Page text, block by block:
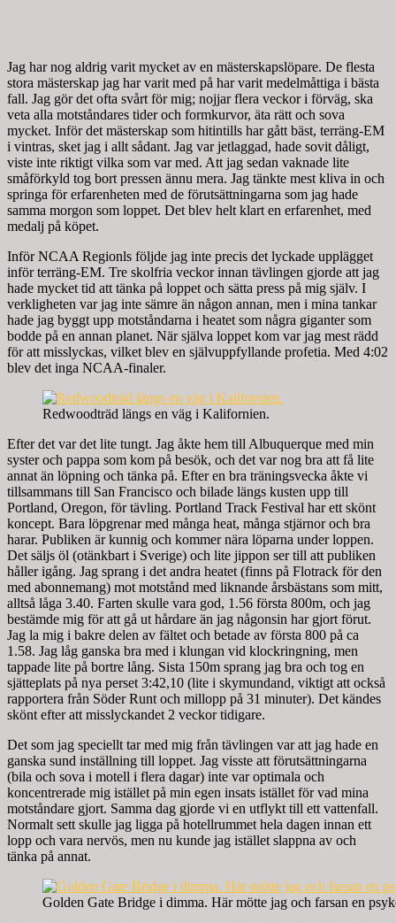
Jag har nog aldrig varit mycket av en mästerskapslöpare. De flesta
stora mästerskap jag har varit med på har varit medelmåttiga i bästa
fall. Jag gör det ofta svårt för mig; nojjar flera veckor i förväg, ska
veta alla motståndares tider och formkurvor, äta rätt och sova
mycket. Inför det mästerskap som hitintills har gått bäst, terräng-EM
i vintras, sket jag i allt sådant. Jag var jetlaggad, hade sovit dåligt,
viste inte riktigt vilka som var med. Att jag sedan vaknade lite
småförkyld tog bort pressen ännu mera. Jag tänkte mest kliva in och
springa för erfarenheten med de förutsättningarna som jag hade
samma morgon som loppet. Det blev helt klart en erfarenhet, med
medalj på köpet.
Inför NCAA Regionls följde jag inte precis det lyckade upplägget
inför terräng-EM. Tre skolfria veckor innan tävlingen gjorde att jag
hade mycket tid att tänka på loppet och sätta press på mig själv. I
verkligheten var jag inte sämre än någon annan, men i mina tankar
hade jag byggt upp motståndarna i heatet som några giganter som
bodde på en annan planet. När själva loppet kom var jag mest rädd
för att misslyckas, vilket blev en självuppfyllande profetia. Med 4:02
blev det inga NCAA-finaler.
Redwoodträd längs en väg i Kalifornien.
Efter det var det lite tungt. Jag åkte hem till Albuquerque med min
syster och pappa som kom på besök, och det var nog bra att få lite
annat än löpning och tänka på. Efter en bra träningsvecka åkte vi
tillsammans till San Francisco och bilade längs kusten upp till
Portland, Oregon, för tävling. Portland Track Festival har ett skönt
koncept. Bara löpgrenar med många heat, många stjärnor och bra
harar. Publiken är kunnig och kommer nära löparna under loppen.
Det säljs öl (otänkbart i Sverige) och lite jippon ser till att publiken
håller igång. Jag sprang i det andra heatet (finns på Flotrack för den
med abonnemang) mot motstånd med liknande årsbästans som mitt,
alltså låga 3.40. Farten skulle vara god, 1.56 första 800m, och jag
bestämde mig för att gå ut hårdare än jag någonsin har gjort förut.
Jag la mig i bakre delen av fältet och betade av första 800 på ca
1.58. Jag låg ganska bra med i klungan vid klockringning, men
tappade lite på bortre lång. Sista 150m sprang jag bra och tog en
sjätteplats på nya perset 3:42,10 (lite i skymundand, viktigt att också
rapportera från Söder Runt och millopp på 31 minuter). Det kändes
skönt efter att misslyckandet 2 veckor tidigare.
Det som jag speciellt tar med mig från tävlingen var att jag hade en
ganska sund inställning till loppet. Jag visste att förutsättningarna
(bila och sova i motell i flera dagar) inte var optimala och
koncentrerade mig istället på min egen insats istället för vad mina
motståndare gjort. Samma dag gjorde vi en utflykt till ett vattenfall.
Normalt sett skulle jag ligga på hotellrummet hela dagen innan ett
lopp och vara nervös, men nu kunde jag istället slappna av och
tänka på annat.
Golden Gate Bridge i dimma. Här mötte jag och farsan en